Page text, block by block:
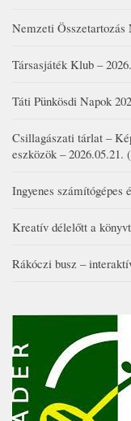
Nemzeti Összetartozás
Társasjáték Klub –
Táti Pünkösdi Napok
Csillagászati tárlat –
eszközök – 2026.05.21.
Ingyenes számítógépes
Kreatív délelőtt a
Rákóczi busz –